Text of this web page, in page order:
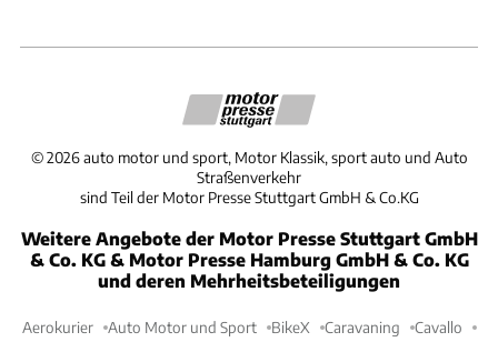
©2026 auto motor und sport, Motor Klassik, sport auto und Auto
Straßenverkehr
sind Teil der Motor Presse Stuttgart GmbH & Co.KG
Weitere Angebote der Motor Presse Stuttgart GmbH
& Co. KG & Motor Presse Hamburg GmbH & Co. KG
und deren Mehrheitsbeteiligungen
Aerokurier Auto Motor und Sport BikeX Caravaning Cavallo